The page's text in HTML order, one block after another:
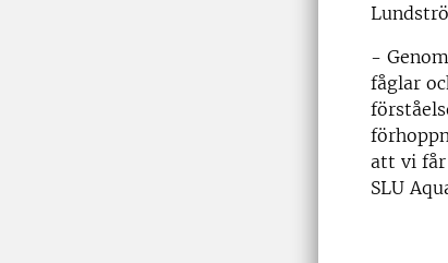
-
fåglar
att vi får
SLU